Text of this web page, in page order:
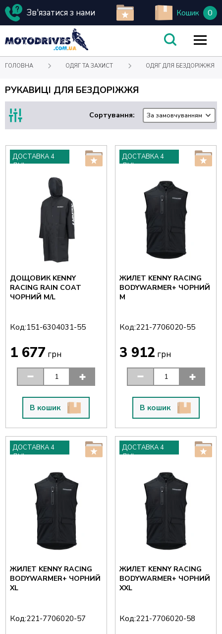
Зв'язатися з нами Кошик 0
ГОЛОВНА ОДЯГ ТА ЗАХИСТ ОДЯГ ДЛЯ БЕЗДОРІЖЖЯ
РУКАВИЦІ ДЛЯ БЕЗДОРІЖЖЯ
Сортування: За замовчуванням
ДОСТАВКА 4
ДНІ
ДОЩОВИК KENNY
RACING RAIN COAT
ЧОРНИЙ M/L
Код:151-6304031-55
1 677 грн
В кошик
ДОСТАВКА 4
ДНІ
ЖИЛЕТ KENNY RACING
BODYWARMER+ ЧОРНИЙ
M
Код:221-7706020-55
3 912 грн
В кошик
ДОСТАВКА 4
ДНІ
ЖИЛЕТ KENNY RACING
BODYWARMER+ ЧОРНИЙ
XL
Код:221-7706020-57
ДОСТАВКА 4
ДНІ
ЖИЛЕТ KENNY RACING
BODYWARMER+ ЧОРНИЙ
XXL
Код:221-7706020-58